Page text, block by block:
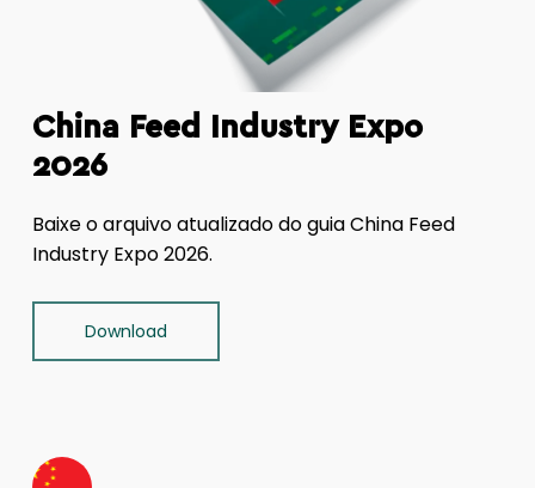
China Feed Industry Expo
2026
Baixe o arquivo atualizado do guia China Feed
Industry Expo 2026.
Download